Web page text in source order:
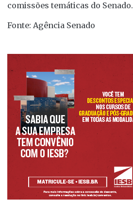
comissões temáticas do Senado.
Fonte: Agência Senado